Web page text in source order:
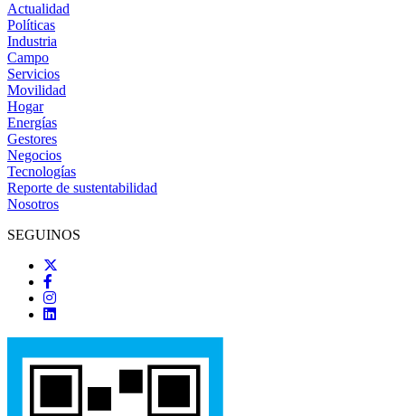
Actualidad
Políticas
Industria
Campo
Servicios
Movilidad
Hogar
Energías
Gestores
Negocios
Tecnologías
Reporte de sustentabilidad
Nosotros
SEGUINOS